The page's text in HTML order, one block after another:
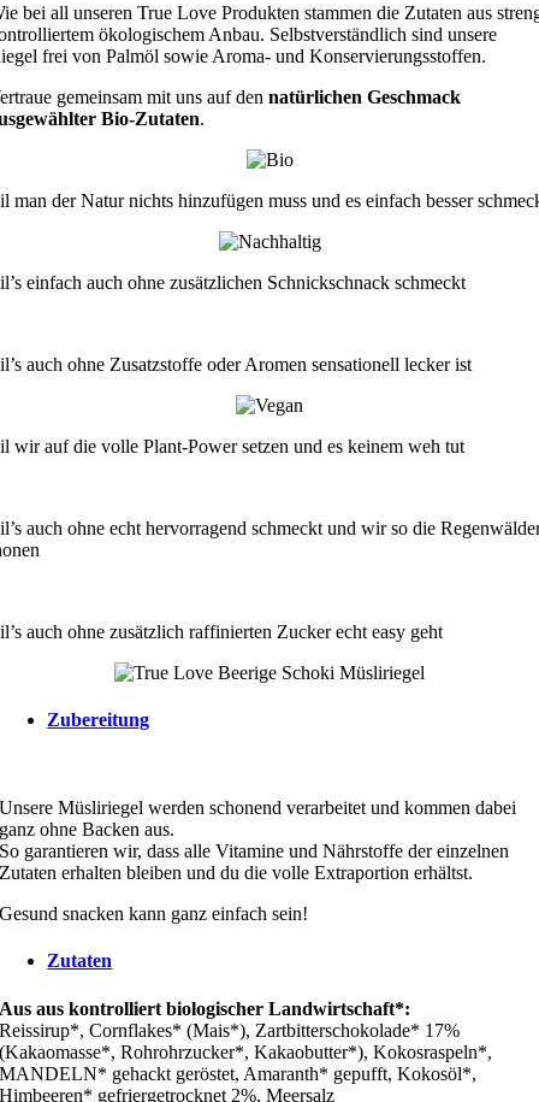
bei all unseren True Love Produkten stammen die Zutaten aus
ökologischem Anbau. Selbstverständlich sind unsere
frei von Palmöl sowie Aroma- und Konservierungsstoffen.
gemeinsam mit uns auf dennatürlichen Geschmack
Bio-Zutaten.
man der Natur nichts hinzufügen muss und es einfach besser
einfach auch ohne zusätzlichen Schnickschnack schmeckt
auch ohne Zusatzstoffe oder Aromen sensationell lecker ist
wir auf die volle Plant-Power setzen und es keinem weh tut
auch ohne echt hervorragend schmeckt und wir so die
auch ohne zusätzlich raffinierten Zucker echt easy geht
Zubereitung
Unsere Müsliriegel werden schonend verarbeitet und kommen dabei
ganz ohne Backen aus.
So garantieren wir, dass alle Vitamine und Nährstoffe der einzelnen
Zutaten erhalten bleiben und du die volle Extraportion erhältst.
Gesund snacken kann ganz einfach sein!
Zutaten
Aus aus kontrolliert biologischer Landwirtschaft*:
Reissirup*, Cornflakes* (Mais*), Zartbitterschokolade* 17%
(Kakaomasse*, Rohrohrzucker*, Kakaobutter*), Kokosraspeln*,
MANDELN* gehackt geröstet, Amaranth* gepufft, Kokosöl*,
Himbeeren* gefriergetrocknet 2%, Meersalz